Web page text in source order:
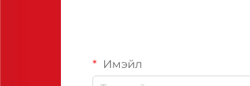
Имэйл